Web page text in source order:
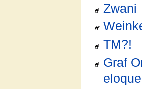
Zwani
TM?!
Graf